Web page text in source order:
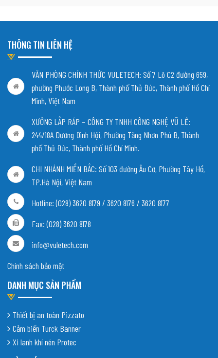
THÔNG TIN LIÊN HỆ
VĂN PHÒNG CHÍNH THỨC VULETECH: Số 7 Lô C2 đường 659,
phường Phước Long B, Thành phố Thủ Đức, Thành phố Hồ Chí
Minh, Việt Nam
XƯỞNG LẮP RÁP – CÔNG TY TNHH CÔNG NGHỆ VŨ LÊ:
244/18A Dương Đình Hội, Phường Tăng Nhơn Phú B, Thành
phố Thủ Đức, Thành phố Hồ Chí Minh.
CHI NHÁNH MIỀN BẮC: Số 103 đường Âu Cơ, Phường Tây Hồ,
TP.Hà Nội, Việt Nam
Hotline: (028) 3620 8179 / 3620 8176 / 3620 8177
Fax: (028) 3620 8178
info@vuletech.com
Chính sách bảo mật
DANH MỤC SẢN PHẨM
Thiết bị an toàn Pizzato
Cảm biến Turck Banner
Xi lanh khí nén Protec